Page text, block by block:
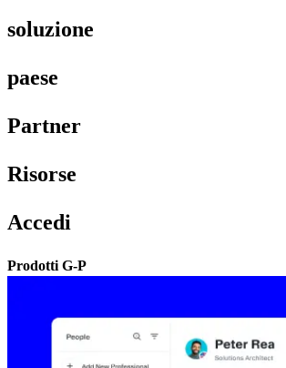
soluzione​​
paese​​
Partner​​
Risorse​​
Accedi​​
Prodotti G-P​​